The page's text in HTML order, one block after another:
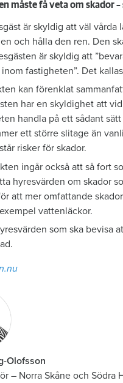
måste få veta om skador –
är skyldig att väl vårda
och hålla den ren. Den
är skyldig att
fastigheten”. Det
kan förenklat
har en skyldighet att
handla på ett sådant
ett större slitage än
risker för skador.
ingår också att så fort
hyresvärden om skador
att mer omfattande
vattenläckor.
som ska bevisa
Olofsson
– Norra Skåne och Södra